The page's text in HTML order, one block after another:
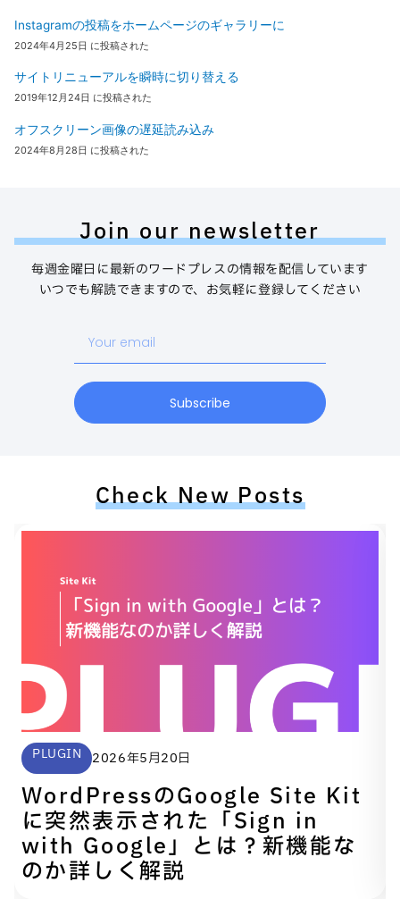
Instagramの投稿をホームページのギャラリーに
2024年4月25日 に投稿された
サイトリニューアルを瞬時に切り替える
2019年12月24日 に投稿された
オフスクリーン画像の遅延読み込み
2024年8月28日 に投稿された
Join our newsletter
毎週金曜日に最新のワードプレスの情報を配信しています
いつでも解読できますので、お気軽に登録してください
email
Subscribe
Check New Posts
PLUGIN 2026年5月20日
WordPressのGoogle Site Kit
に突然表示された「Sign in
with Google」とは？新機能な
のか詳しく解説